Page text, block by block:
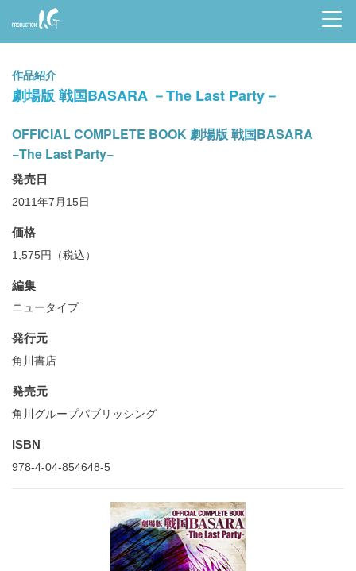
Prod
uctio
n I.G
作品紹介
劇場版 戦国BASARA －The Last Party－
OFFICIAL COMPLETE BOOK 劇場版 戦国BASARA
−The Last Party−
発売日
2011年7月15日
価格
1,575円（税込）
編集
ニュータイプ
発行元
角川書店
発売元
角川グループパブリッシング
ISBN
978-4-04-854648-5